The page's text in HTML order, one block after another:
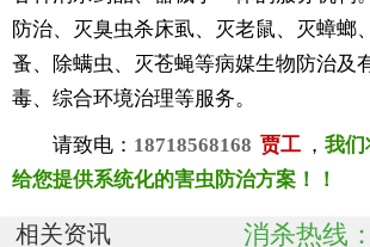
防治、灭臭虫杀床虱、灭老鼠、灭蟑螂
蚤、除螨虫、灭苍蝇等病媒生物防治及
毒、综合环境治理等服务。
请致电： 18718568168 贾工 ， 我们
给您提供系统化的害虫防治方案！！
相关资讯 消杀热线